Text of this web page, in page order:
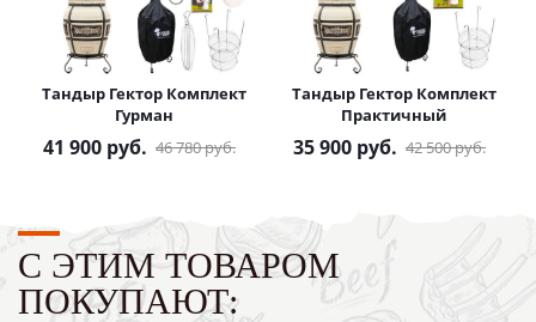
Тандыр Гектор Комплект
Гурман
41 900 руб. 46 780руб.
Тандыр Гектор Комплект
Практичный
35 900 руб. 42 500руб.
С ЭТИМ ТОВАРОМ
ПОКУПАЮТ: